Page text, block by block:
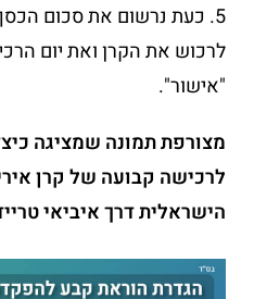
5. כעת נרשום את סכום
לרכוש את הקרן ואת יום
"אישור".
מצורפת תמונה שמציגה
לרכישה קבועה של קרן
הישראלית דרך איביאי